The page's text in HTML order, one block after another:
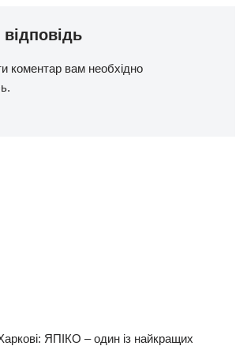
коментар вам необхідно
.
ЯПІКО – один із найкращих